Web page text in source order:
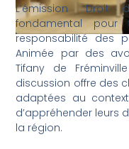
L’émission
fondamental
responsabilité des
Animée par des
Tifany de
discussion offre des
adaptées au
d’appréhender leurs
la région.